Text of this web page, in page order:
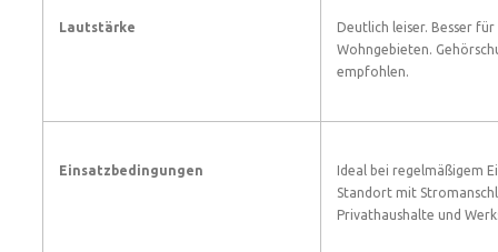
Lautstärke
Deutlich leiser. Besser
Wohngebieten.
empfohlen.
Einsatzbedingungen
Ideal bei regelmäßigem
Standort mit
Privathaushalte und